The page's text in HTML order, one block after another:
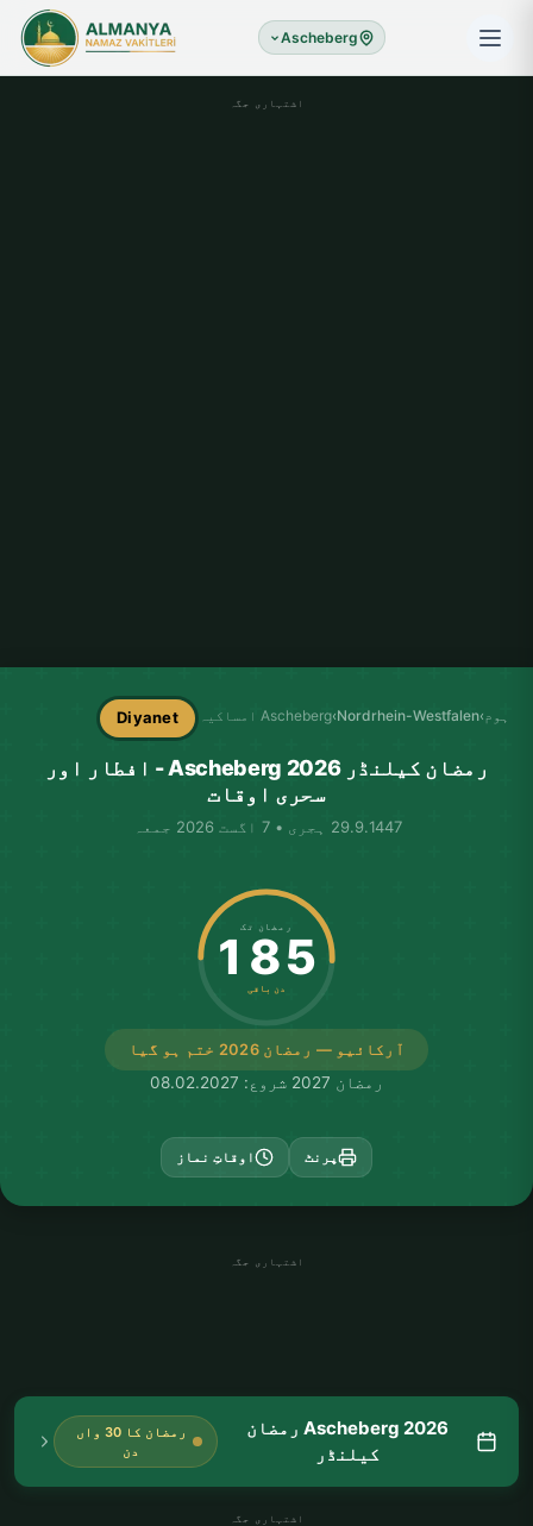
Ascheberg
اشتہاری جگہ
ہوم ›
Nordrhein-Westfalen
›Ascheberg امساکیہ Diyanet
رمضان کیلنڈر Ascheberg 2026 - افطار اور
سحری اوقات
29.9.1447 ہجری • 7 اگست 2026 جمعہ
آرکائیو — رمضان 2026 ختم ہو گیا
رمضان تک
185
دن باقی
رمضان 2027 شروع: 08.02.2027
پرنٹ اوقاتِ نماز
اشتہاری جگہ
Ascheberg 2026 رمضان
کیلنڈر
رمضان کا 30 واں
دن
اشتہاری جگہ